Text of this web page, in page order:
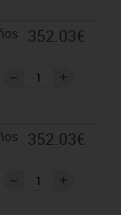
352.03€
352.03€